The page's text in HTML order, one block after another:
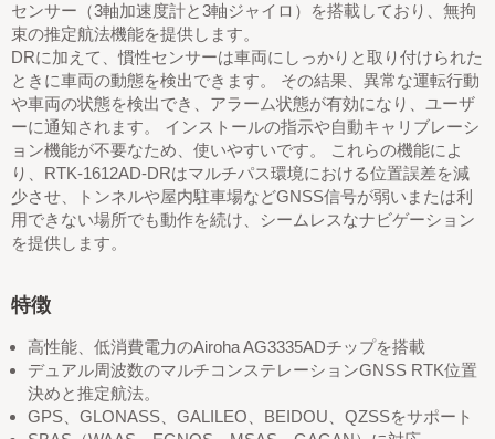
センサー（3軸加速度計と3軸ジャイロ）を搭載しており、無拘
束の推定航法機能を提供します。
DRに加えて、慣性センサーは車両にしっかりと取り付けられた
ときに車両の動態を検出できます。 その結果、異常な運転行動
や車両の状態を検出でき、アラーム状態が有効になり、ユーザ
ーに通知されます。 インストールの指示や自動キャリブレーシ
ョン機能が不要なため、使いやすいです。 これらの機能によ
り、RTK-1612AD-DRはマルチパス環境における位置誤差を減
少させ、トンネルや屋内駐車場などGNSS信号が弱いまたは利
用できない場所でも動作を続け、シームレスなナビゲーション
を提供します。
特徴
高性能、低消費電力のAiroha AG3335ADチップを搭載
デュアル周波数のマルチコンステレーションGNSS RTK位置
決めと推定航法。
GPS、GLONASS、GALILEO、BEIDOU、QZSSをサポート